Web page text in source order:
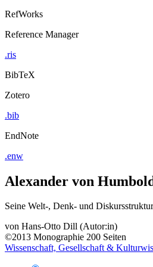
RefWorks
Reference Manager
.ris
BibTeX
Zotero
.bib
EndNote
.enw
Alexander von
Seine Welt-, Denk- und
von Hans-Otto Dill (Autor:in)
©2013 Monographie 200 Seiten
Wissenschaft, Gesellschaft &